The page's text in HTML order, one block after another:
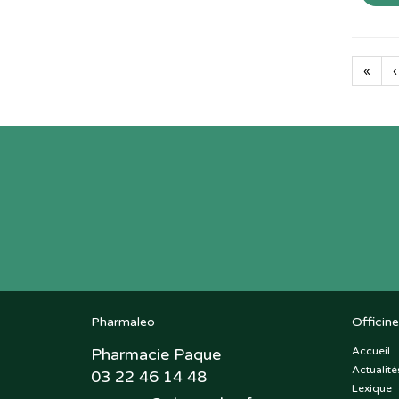
« ‹
Pharmaleo
Pharmacie Paque
03 22 46 14 48
Officine
Accueil
Lexique